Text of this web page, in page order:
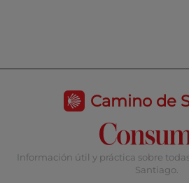
Camino de
Información útil y práctica sobre
Santiago.